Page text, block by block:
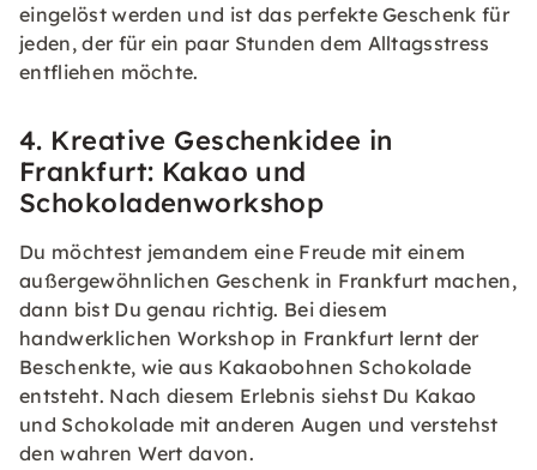
eingelöst werden und ist das perfekte Geschenk für
jeden, der für ein paar Stunden dem Alltagsstress
entfliehen möchte.
4. Kreative Geschenkidee in
Frankfurt: Kakao und
Schokoladenworkshop
Du möchtest jemandem eine Freude mit einem
außergewöhnlichen Geschenk in Frankfurt machen,
dann bist Du genau richtig. Bei diesem
handwerklichen Workshop in Frankfurt lernt der
Beschenkte, wie aus Kakaobohnen Schokolade
entsteht. Nach diesem Erlebnis siehst Du Kakao
und Schokolade mit anderen Augen und verstehst
den wahren Wert davon.